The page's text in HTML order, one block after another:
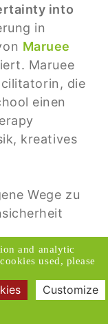
into
in
Maruee
Maruee
die
einen
kreatives
Wege zu
and analytic
used, please
Customize